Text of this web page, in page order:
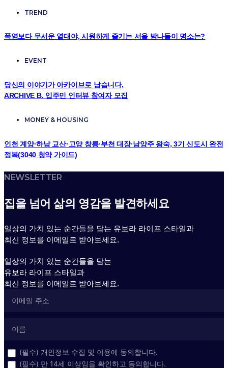
TREND
폭염보다 무서운 열대야, 시원하게 즐기는 서울 밤나들이 명소는?
EVENT
당신의 이야기가 아카이브로 남습니다,
ARCHIVE B. 입주민 인터뷰 참여자 모집
MONEY & HOUSING
인천 계양·하남 교산·고양 창릉·부천 대장·남양주 왕숙, 3기 신도시 완전
정복(3040 청약 가이드)
NEWSLETTER
집을 넘어 삶의 영감을 발견하세요
일상의 가치 있는 순간들을 담는 유보라 라이프 스타일과
최신 정보를 이메일로 받아보세요.
일상의 가치 있는 순간들을 담는
유보라 라이프 스타일과
최신 정보를 이메일로 받아보세요.
(필수) 개인정보 수집 및 이용에 동의합니다.
(필수) 만 14세 이상임을 확인하고 동의합니다.